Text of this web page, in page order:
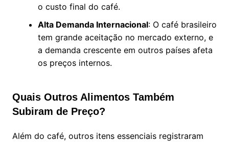
o custo final do café.
Alta Demanda Internacional: O café brasileiro
tem grande aceitação no mercado externo, e
a demanda crescente em outros países afeta
os preços internos.
Quais Outros Alimentos Também
Subiram de Preço?
Além do café, outros itens essenciais registraram